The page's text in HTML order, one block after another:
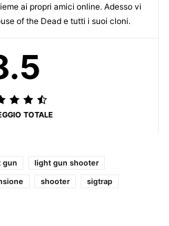
ai propri amici online. Adesso vi
of the Dead e tutti i suoi cloni.
TOTALE
gun
light gun shooter
shooter
sigtrap